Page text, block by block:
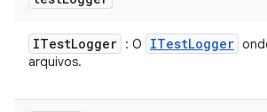
ITestLogger : O ITestLogger
arquivos.